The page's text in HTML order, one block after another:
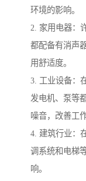
环境的影响。
2. 家用电器：
都配备有消声
用舒适度。
3. 工业设备：
发电机、泵等
噪音，改善工
4. 建筑行业：
调系统和电梯
响。